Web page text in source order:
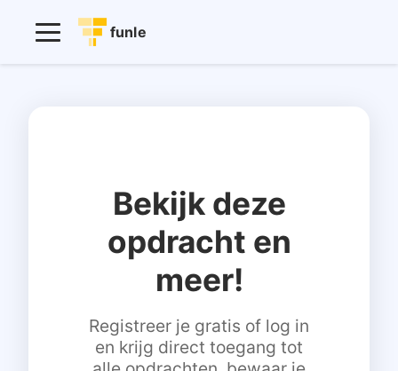
funle
Bekijk deze
opdracht en
meer!
Registreer je gratis of log in
en krijg direct toegang tot